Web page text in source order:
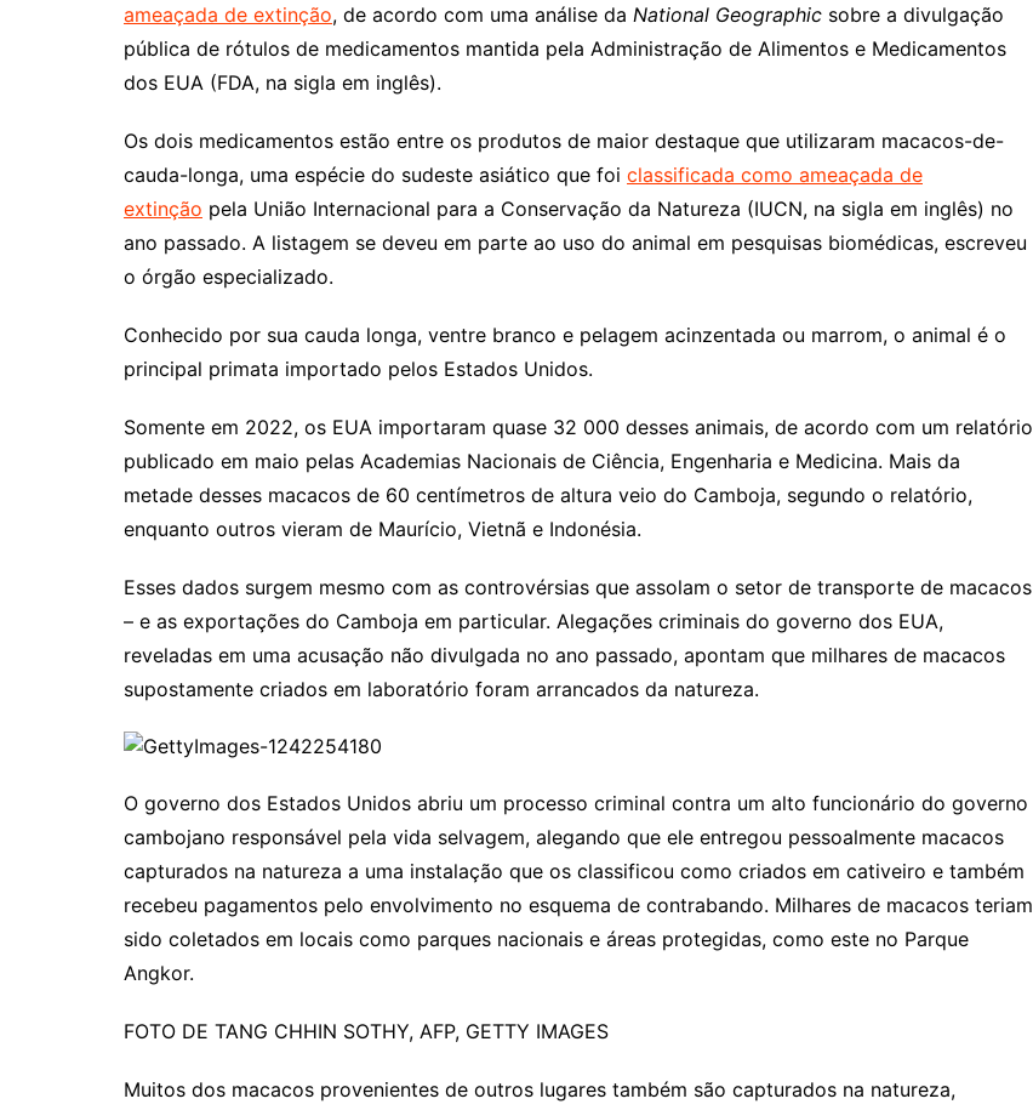
ameaçada de extinção, de acordo com uma análise da National Geographic sobre a divulgação
pública de rótulos de medicamentos mantida pela Administração de Alimentos e Medicamentos
dos EUA (FDA, na sigla em inglês).
Os dois medicamentos estão entre os produtos de maior destaque que utilizaram macacos-de-
cauda-longa, uma espécie do sudeste asiático que foi classificada como ameaçada de
extinção pela União Internacional para a Conservação da Natureza (IUCN, na sigla em inglês) no
ano passado. A listagem se deveu em parte ao uso do animal em pesquisas biomédicas, escreveu
o órgão especializado.
Conhecido por sua cauda longa, ventre branco e pelagem acinzentada ou marrom, o animal é o
principal primata importado pelos Estados Unidos.
Somente em 2022, os EUA importaram quase 32 000 desses animais, de acordo com um relatório
publicado em maio pelas Academias Nacionais de Ciência, Engenharia e Medicina. Mais da
metade desses macacos de 60 centímetros de altura veio do Camboja, segundo o relatório,
enquanto outros vieram de Maurício, Vietnã e Indonésia.
Esses dados surgem mesmo com as controvérsias que assolam o setor de transporte de macacos
– e as exportações do Camboja em particular. Alegações criminais do governo dos EUA,
reveladas em uma acusação não divulgada no ano passado, apontam que milhares de macacos
supostamente criados em laboratório foram arrancados da natureza.
O governo dos Estados Unidos abriu um processo criminal contra um alto funcionário do governo
cambojano responsável pela vida selvagem, alegando que ele entregou pessoalmente macacos
capturados na natureza a uma instalação que os classificou como criados em cativeiro e também
recebeu pagamentos pelo envolvimento no esquema de contrabando. Milhares de macacos teriam
sido coletados em locais como parques nacionais e áreas protegidas, como este no Parque
Angkor.
FOTO DE TANG CHHIN SOTHY, AFP, GETTY IMAGES
Muitos dos macacos provenientes de outros lugares também são capturados na natureza,